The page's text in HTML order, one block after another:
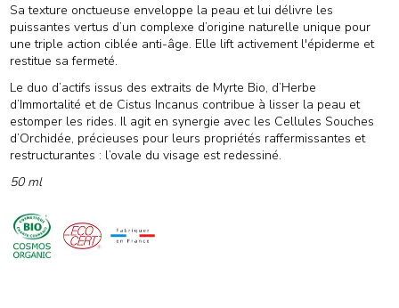
Sa texture onctueuse enveloppe la peau et lui délivre les
puissantes vertus d’un complexe d’origine naturelle unique pour
une triple action ciblée anti-âge. Elle lift activement l'épiderme et
restitue sa fermeté.
Le duo d’actifs issus des extraits de Myrte Bio, d’Herbe
d’Immortalité et de Cistus Incanus contribue à lisser la peau et
estomper les rides. Il agit en synergie avec les Cellules Souches
d’Orchidée, précieuses pour leurs propriétés raffermissantes et
restructurantes : l’ovale du visage est redessiné.
50 ml